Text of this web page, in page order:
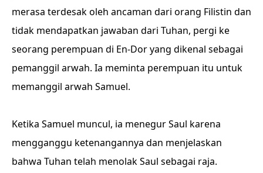
merasa terdesak oleh ancaman dari orang Filistin dan
tidak mendapatkan jawaban dari Tuhan, pergi ke
seorang perempuan di En-Dor yang dikenal sebagai
pemanggil arwah. Ia meminta perempuan itu untuk
memanggil arwah Samuel.
Ketika Samuel muncul, ia menegur Saul karena
mengganggu ketenangannya dan menjelaskan
bahwa Tuhan telah menolak Saul sebagai raja.